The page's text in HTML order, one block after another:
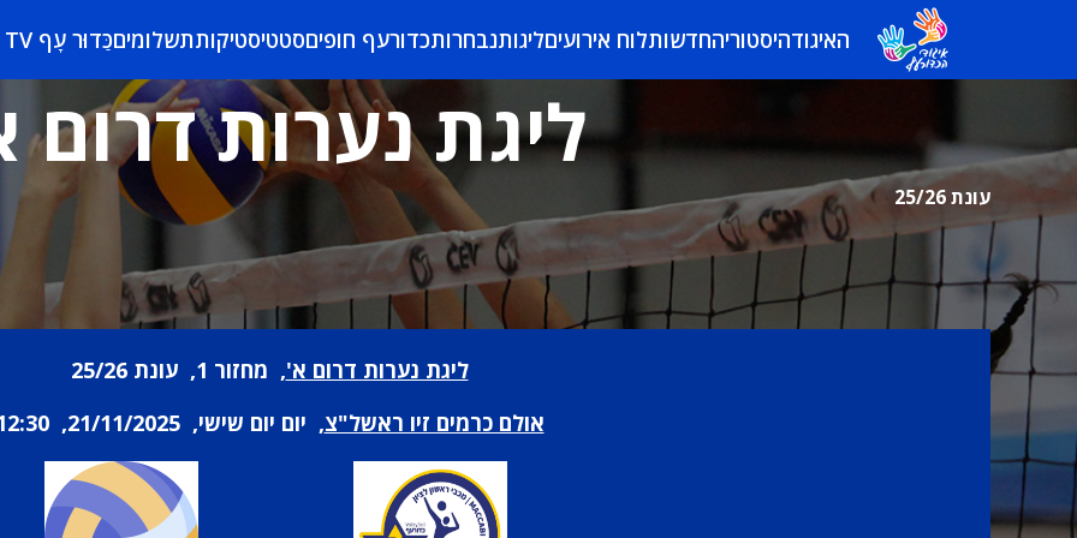
האיגודהיסטוריהחדשותלוח אירועיםליגותנבחרותכדורעף חופיםסטטיסטיקותתשלומיםכַּדוּר עָף TV
ליגת נערות דרום
עונת 25/26
ליגת נערות דרום א', מחזור 1, עונת 25/26
אולם כרמים זיו ראשל"צ, יום יום שישי, 21/11/2025, 12:30